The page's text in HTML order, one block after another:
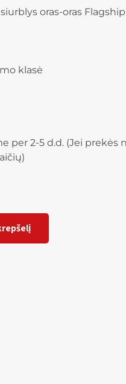
oras-oras
klasė
per 2-5 d.d. (Jei prekės